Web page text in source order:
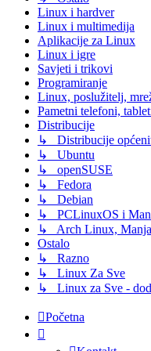
Linux i hardver
Linux i multimedija
Aplikacije za Linux
Linux i igre
Savjeti i trikovi
Programiranje
Linux, poslužitelj,
Pametni telefoni,
Distribucije
↳ Distribucije
↳ Ubuntu
↳ openSUSE
↳ Fedora
↳ Debian
↳ PCLinuxOS i
↳ Arch Linux,
Ostalo
↳ Razno
↳ Linux Za Sve
↳ Linux za Sve -
Početna